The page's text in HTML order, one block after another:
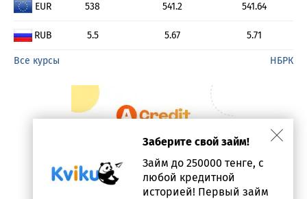
EUR 538 541.2 541.64
RUB 5.5 5.67 5.71
Все курсы НБРК
Заберите свой займ!
Займ до 250000 тенге, с
любой кредитной
историей! Первый займ